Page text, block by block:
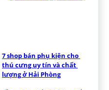
7 shop bán phụ kiện cho
thú cưng uy tín và chất
lượng ở Hải Phòng